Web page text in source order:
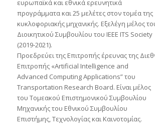
ευρωπαϊκά και εθνικά ερευνητικά
προγράμματα και 25 μελέτες στον τομέα της
κυκλοφοριακής μηχανικής. Εξελέγη μέλος
Διοικητικού Συμβουλίου του IEEE ITS Society
(2019-2021).
Προεδρεύει της Επιτροπής έρευνας της
Επιτροπής «Artificial Intelligence and
Advanced Computing Applications” του
Transportation Research Board. Είναι μέλος
του Τομεακού Επιστημονικού Συμβουλίου
Μηχανικής του Εθνικού Συμβουλίου
Επιστήμης, Τεχνολογίας και Καινοτομίας.